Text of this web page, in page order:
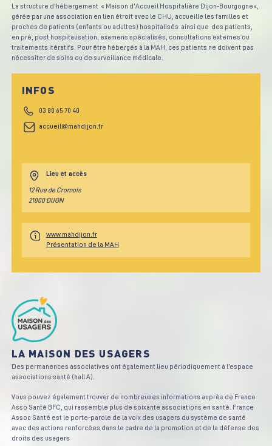
La structure d’hébergement « Maison d’Accueil Hospitalière Dijon-Bourgogne»,
gérée par une association en lien étroit avec le CHU, accueille les familles et
proches de patients (enfants ou adultes) hospitalisés ainsi que des patients,
en pré, post hospitalisation, examens spécialisés, consultations externes ou
traitements itératifs. Pour être hébergés à la MAH, ces patients ne doivent pas
nécessiter de soins ou de surveillance médicale.
LA MAISON DES USAGERS
Des permanences associatives ont également lieu périodiquement à l’espace
associations santé (hall A).
Vous pouvez également trouver de nombreuses informations auprès de France
Asso Santé BFC, qui rassemble plus de soixante associations en santé. France
Assoc Santé est le porte-parole de la voix des usagers du système de santé
avec des actions renforcées dans le cadre de la promotion et de la défense des
droits des usagers
INFOS
03 80 65 70 40
accueil@mahdijon.fr
Lieu et accès
12 Rue de Cromois
21000 DIJON
www.mahdijon.fr
Présentation de la MAH